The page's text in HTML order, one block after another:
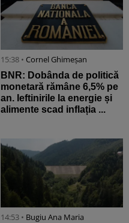
15:38 • Cornel Ghimeșan
BNR: Dobânda de politică
monetară rămâne 6,5% pe
an. Ieftinirile la energie și
alimente scad inflația ...
14:53 • Bugiu ⁠Ana Maria